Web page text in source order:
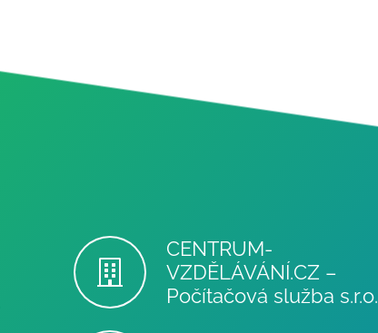
CENTRUM-
VZDĚLÁVÁNÍ.CZ –
Počítačová služba s.r.o.